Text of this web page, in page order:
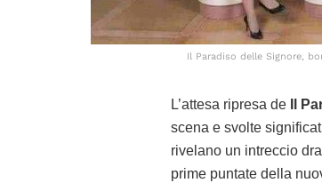
Il Paradiso delle Signore,
L’attesa ripresa de Il
scena e svolte
rivelano un intreccio
prime puntate della